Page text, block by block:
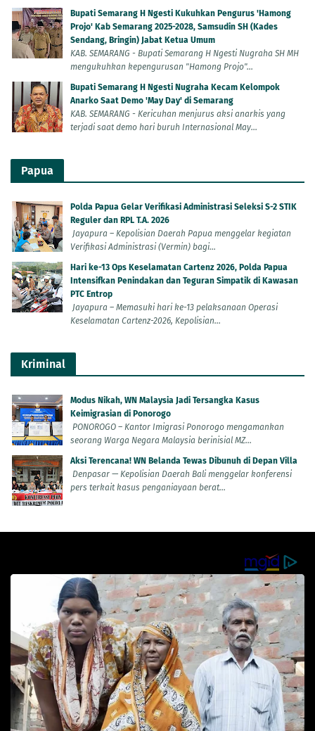
Bupati Semarang H Ngesti Kukuhkan Pengurus 'Hamong
Projo' Kab Semarang 2025-2028, Samsudin SH (Kades
Sendang, Bringin) Jabat Ketua Umum
KAB. SEMARANG - Bupati Semarang H Ngesti Nugraha SH MH
mengukuhkan kepengurusan "Hamong Projo"...
Bupati Semarang H Ngesti Nugraha Kecam Kelompok
Anarko Saat Demo 'May Day' di Semarang
KAB. SEMARANG - Kericuhan menjurus aksi anarkis yang
terjadi saat demo hari buruh Internasional May...
Papua
Polda Papua Gelar Verifikasi Administrasi Seleksi S-2 STIK
Reguler dan RPL T.A. 2026
Jayapura – Kepolisian Daerah Papua menggelar kegiatan
Verifikasi Administrasi (Vermin) bagi...
Hari ke-13 Ops Keselamatan Cartenz 2026, Polda Papua
Intensifkan Penindakan dan Teguran Simpatik di Kawasan
PTC Entrop
Jayapura – Memasuki hari ke-13 pelaksanaan Operasi
Keselamatan Cartenz-2026, Kepolisian...
Kriminal
Modus Nikah, WN Malaysia Jadi Tersangka Kasus
Keimigrasian di Ponorogo
PONOROGO – Kantor Imigrasi Ponorogo mengamankan
seorang Warga Negara Malaysia berinisial MZ...
Aksi Terencana! WN Belanda Tewas Dibunuh di Depan Villa
Denpasar — Kepolisian Daerah Bali menggelar konferensi
pers terkait kasus penganiayaan berat...